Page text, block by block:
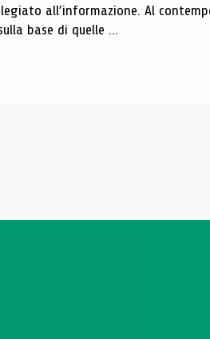
all’informazione. Al
base di quelle ...